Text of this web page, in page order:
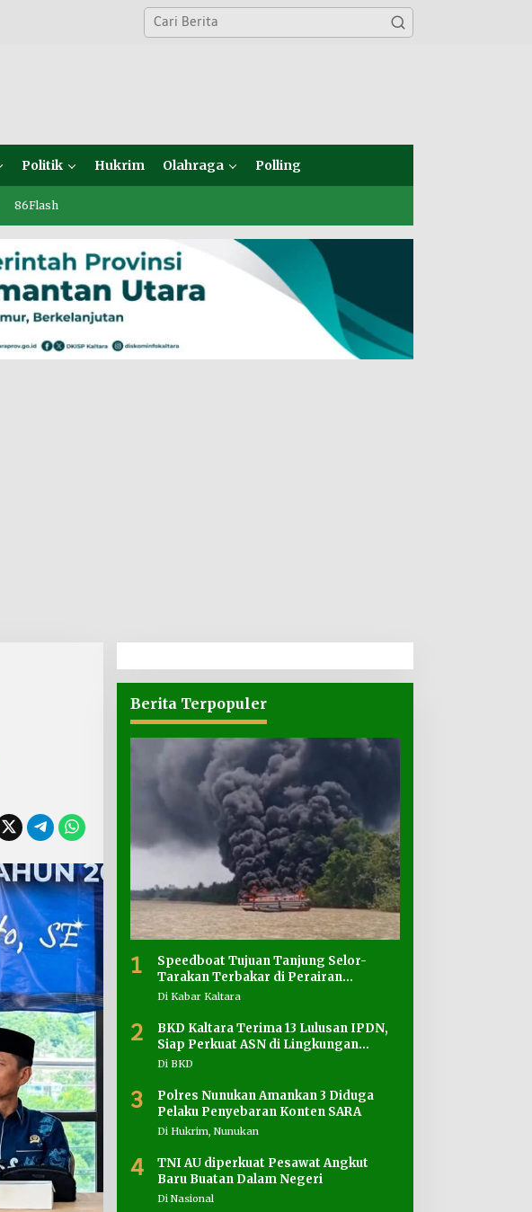
Politik Hukrim Olahraga Polling
86Flash
Berita Terpopuler
1
Speedboat Tujuan Tanjung Selor-
Tarakan Terbakar di Perairan
Salimbatu
Di Kabar Kaltara
2
BKD Kaltara Terima 13 Lulusan IPDN,
Siap Perkuat ASN di Lingkungan
Pemprov
Di BKD
3
Polres Nunukan Amankan 3 Diduga
Pelaku Penyebaran Konten SARA
Di Hukrim, Nunukan
4
TNI AU diperkuat Pesawat Angkut
Baru Buatan Dalam Negeri
Di Nasional